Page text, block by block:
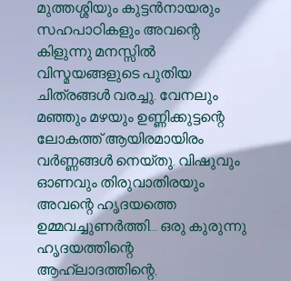
മുത്തശ്ശിയും കുട്ടന്‍നായരും
സഹപാഠികളും അവന്റെ
കിളുന്നു മനസ്സില്‍
വിസ്മയങ്ങളുടെ പുതിയ
ചിത്രങ്ങള്‍ വരച്ചു. വേനലും
മഞ്ഞും മഴയും ഉണ്ണിക്കുട്ടന്റെ
ലോകത്ത് ആയിരമായിരം
വര്‍ണ്ണങ്ങള്‍ നെയ്തു. വിഷുവും
ഓണവും തിരുവാതിരയും
അവന്റെ ഹൃദയത്തെ
ഉമ്മവച്ചുണര്‍ത്തി... ഒരു കുരുന്നു
ഹൃദയത്തിന്റെ
ആഹ്ലാദത്തിന്റെ,